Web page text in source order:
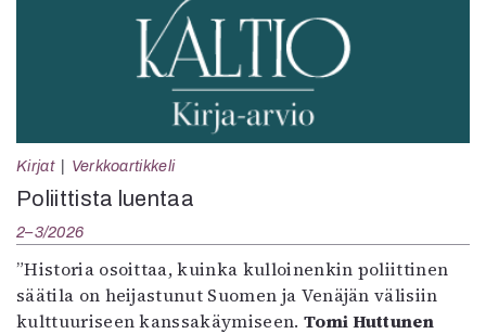
Kirjat Verkkoartikkeli
Poliittista luentaa
2–3/2026
”Historia osoittaa, kuinka kulloinenkin poliittinen
säätila on heijastunut Suomen ja Venäjän välisiin
kulttuuriseen kanssakäymiseen. Tomi Huttunen